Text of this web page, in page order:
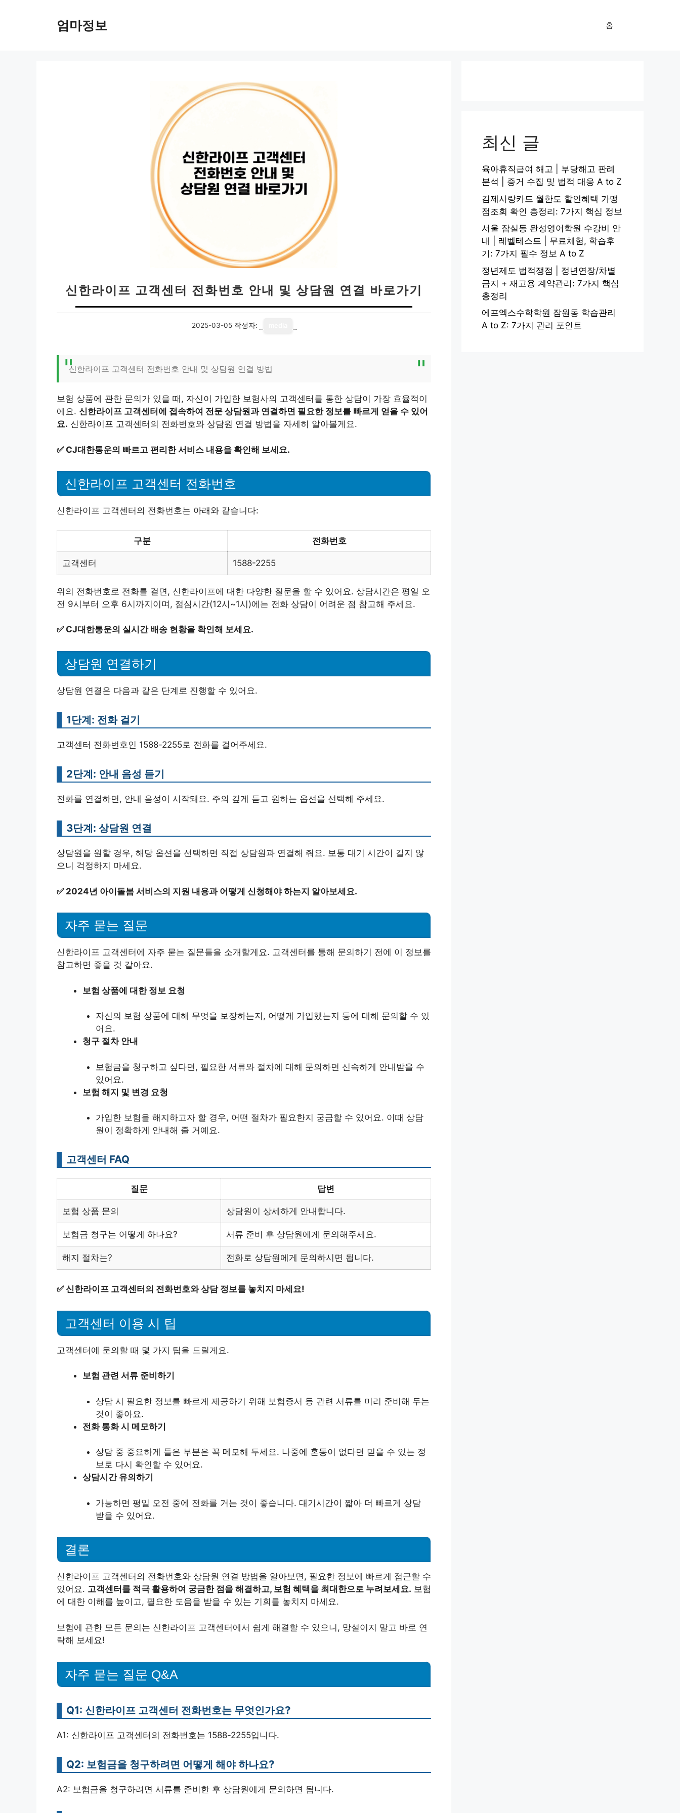
엄마정보 홈
신한라이프 고객센터 전화번호 안내 및 상담원 연결 바로가기
2025-03-05 작성자:
신한라이프 고객센터 전화번호 안내 및 상담원 연결 방법
보험 상품에 관한 문의가 있을 때, 자신이 가입한 보험사의 고객센터를 통한 상담이 가장 효율적이
에요. 신한라이프 고객센터에 접속하여 전문 상담원과 연결하면 필요한 정보를 빠르게 얻을 수 있어
요. 신한라이프 고객센터의 전화번호와 상담원 연결 방법을 자세히 알아볼게요.
✅ CJ대한통운의 빠르고 편리한 서비스 내용을 확인해 보세요.
신한라이프 고객센터 전화번호
신한라이프 고객센터의 전화번호는 아래와 같습니다:
구분 전화번호
고객센터 1588-2255
위의 전화번호로 전화를 걸면, 신한라이프에 대한 다양한 질문을 할 수 있어요. 상담시간은 평일 오
전 9시부터 오후 6시까지이며, 점심시간(12시~1시)에는 전화 상담이 어려운 점 참고해 주세요.
✅ CJ대한통운의 실시간 배송 현황을 확인해 보세요.
상담원 연결하기
상담원 연결은 다음과 같은 단계로 진행할 수 있어요.
1단계: 전화 걸기
고객센터 전화번호인 1588-2255로 전화를 걸어주세요.
2단계: 안내 음성 듣기
전화를 연결하면, 안내 음성이 시작돼요. 주의 깊게 듣고 원하는 옵션을 선택해 주세요.
3단계: 상담원 연결
상담원을 원할 경우, 해당 옵션을 선택하면 직접 상담원과 연결해 줘요. 보통 대기 시간이 길지 않
으니 걱정하지 마세요.
✅ 2024년 아이돌봄 서비스의 지원 내용과 어떻게 신청해야 하는지 알아보세요.
자주 묻는 질문
신한라이프 고객센터에 자주 묻는 질문들을 소개할게요. 고객센터를 통해 문의하기 전에 이 정보를
참고하면 좋을 것 같아요.
보험 상품에 대한 정보 요청
자신의 보험 상품에 대해 무엇을 보장하는지, 어떻게 가입했는지 등에 대해 문의할 수 있
어요.
청구 절차 안내
보험금을 청구하고 싶다면, 필요한 서류와 절차에 대해 문의하면 신속하게 안내받을 수
있어요.
보험 해지 및 변경 요청
가입한 보험을 해지하고자 할 경우, 어떤 절차가 필요한지 궁금할 수 있어요. 이때 상담
원이 정확하게 안내해 줄 거예요.
고객센터 FAQ
질문 답변
보험 상품 문의 상담원이 상세하게 안내합니다.
보험금 청구는 어떻게 하나요? 서류 준비 후 상담원에게 문의해주세요.
해지 절차는? 전화로 상담원에게 문의하시면 됩니다.
✅신한라이프 고객센터의 전화번호와 상담 정보를 놓치지 마세요!
고객센터 이용 시 팁
고객센터에 문의할 때 몇 가지 팁을 드릴게요.
보험 관련 서류 준비하기
상담 시 필요한 정보를 빠르게 제공하기 위해 보험증서 등 관련 서류를 미리 준비해 두는
것이 좋아요.
전화 통화 시 메모하기
상담 중 중요하게 들은 부분은 꼭 메모해 두세요. 나중에 혼동이 없다면 믿을 수 있는 정
보로 다시 확인할 수 있어요.
상담시간 유의하기
가능하면 평일 오전 중에 전화를 거는 것이 좋습니다. 대기시간이 짧아 더 빠르게 상담
받을 수 있어요.
결론
신한라이프 고객센터의 전화번호와 상담원 연결 방법을 알아보면, 필요한 정보에 빠르게 접근할 수
있어요. 고객센터를 적극 활용하여 궁금한 점을 해결하고, 보험 혜택을 최대한으로 누려보세요. 보험
에 대한 이해를 높이고, 필요한 도움을 받을 수 있는 기회를 놓치지 마세요.
보험에 관한 모든 문의는 신한라이프 고객센터에서 쉽게 해결할 수 있으니, 망설이지 말고 바로 연
락해 보세요!
자주 묻는 질문 Q&A
Q1: 신한라이프 고객센터 전화번호는 무엇인가요?
A1: 신한라이프 고객센터의 전화번호는 1588-2255입니다.
Q2: 보험금을 청구하려면 어떻게 해야 하나요?
A2: 보험금을 청구하려면 서류를 준비한 후 상담원에게 문의하면 됩니다.
최신 글
육아휴직급여 해고 | 부당해고 판례
분석 | 증거 수집 및 법적 대응 A to Z
김제사랑카드 월한도 할인혜택 가맹
점조회 확인 총정리: 7가지 핵심 정보
서울 잠실동 완성영어학원 수강비 안
내 | 레벨테스트 | 무료체험, 학습후
기: 7가지 필수 정보 A to Z
정년제도 법적쟁점 | 정년연장/차별
금지 + 재고용 계약관리: 7가지 핵심
총정리
에프엑스수학학원 잠원동 학습관리
A to Z: 7가지 관리 포인트